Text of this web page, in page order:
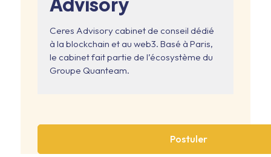
Ceres Advisory cabinet de conseil dédié
à la blockchain et au web3. Basé à Paris,
le cabinet fait partie de l’écosystème du
Groupe Quanteam.
Postuler